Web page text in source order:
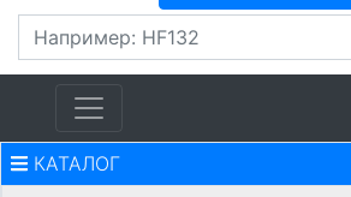
КАТАЛОГ